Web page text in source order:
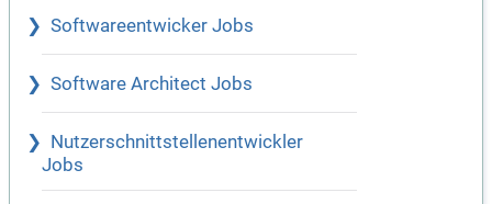
Softwareentwicker Jobs
Software Architect Jobs
Nutzerschnittstellenentwickler
Jobs